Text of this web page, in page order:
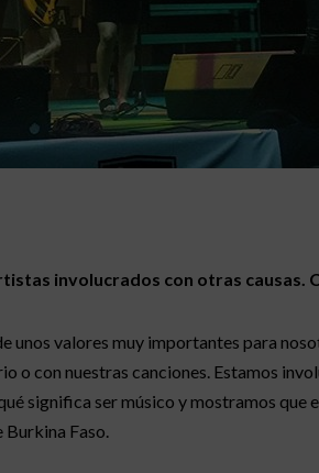
involucrados con otras
unos valores muy importantes para
o con nuestras canciones. Estamos
significa ser músico y mostramos
Burkina Faso.